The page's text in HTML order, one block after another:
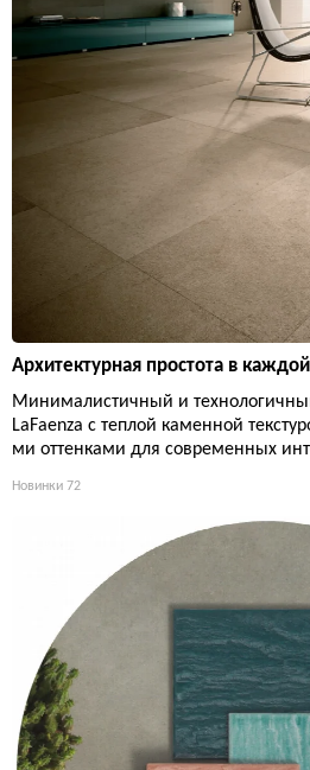
Архитектурная простота в
Минималистичный и
LaFaenza с теплой каменной
ми оттенками для современных
Новинки 72